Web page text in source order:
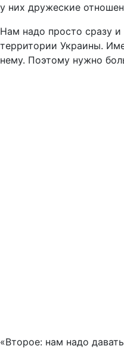
у них дружеские
Нам надо просто сразу
территории Украины.
нему. Поэтому нужно
«Второе: нам надо